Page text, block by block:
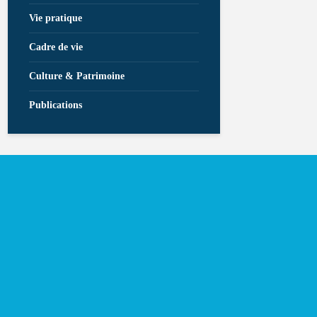
Vie pratique
Cadre de vie
Culture & Patrimoine
Publications